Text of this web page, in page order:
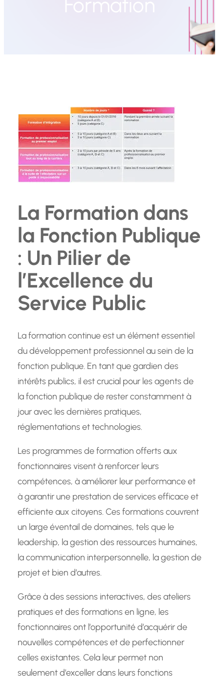
La Formation dans
la Fonction Publique
: Un Pilier de
l’Excellence du
Service Public
La formation continue est un élément essentiel
du développement professionnel au sein de la
fonction publique. En tant que gardien des
intérêts publics, il est crucial pour les agents de
la fonction publique de rester constamment à
jour avec les dernières pratiques,
réglementations et technologies.
Les programmes de formation offerts aux
fonctionnaires visent à renforcer leurs
compétences, à améliorer leur performance et
à garantir une prestation de services efficace et
efficiente aux citoyens. Ces formations couvrent
un large éventail de domaines, tels que le
leadership, la gestion des ressources humaines,
la communication interpersonnelle, la gestion de
projet et bien d’autres.
Grâce à des sessions interactives, des ateliers
pratiques et des formations en ligne, les
fonctionnaires ont l’opportunité d’acquérir de
nouvelles compétences et de perfectionner
celles existantes. Cela leur permet non
seulement d’exceller dans leurs fonctions